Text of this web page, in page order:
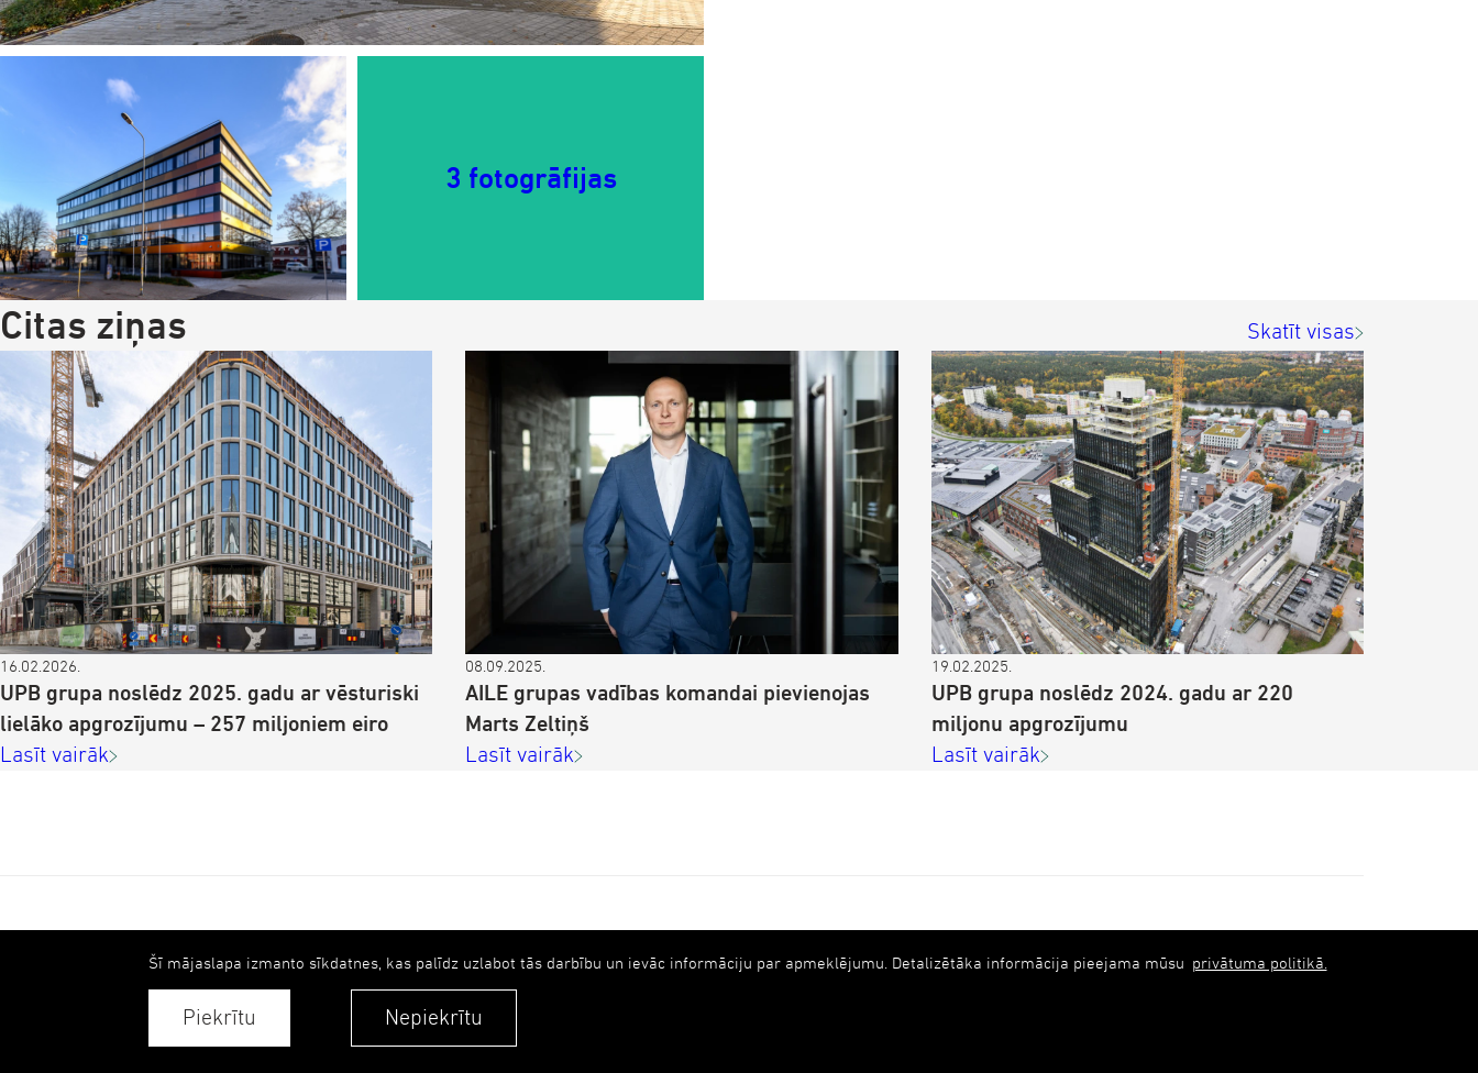
Šī mājaslapa izmanto sīkdatnes, kas palīdz uzlabot tās darbību un ievāc informāciju par apmeklējumu. Detalizētāka informācija pieejama mūsu privātuma politikā.
Nepiekrītu
Piekrītu
3 fotogrāfijas
Citas ziņas Skatīt visas
16.02.2026.
UPB grupa noslēdz 2025. gadu ar vēsturiski
lielāko apgrozījumu – 257 miljoniem eiro
Lasīt vairāk
08.09.2025.
AILE grupas vadības komandai pievienojas
Marts Zeltiņš
Lasīt vairāk
19.02.2025.
UPB grupa noslēdz 2024. gadu ar 220
miljonu apgrozījumu
Lasīt vairāk
References
Kontakti